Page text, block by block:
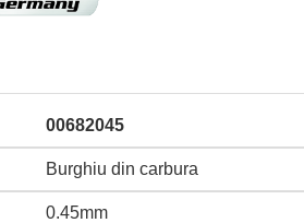
00682045
Burghiu din carbura
0.45mm